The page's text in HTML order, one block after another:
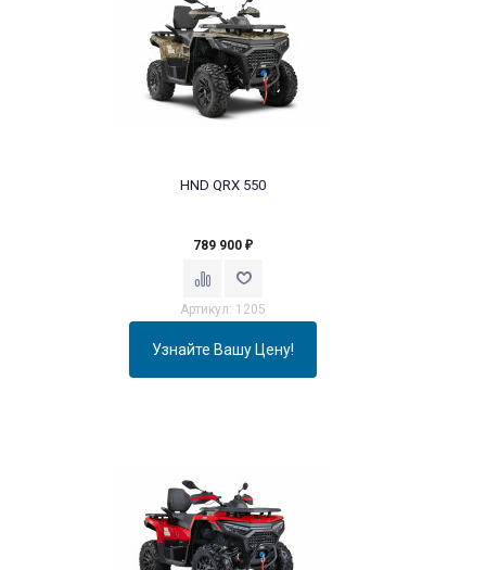
HND QRX 550
789 900 ₽
Артикул: 1205
Узнайте Вашу Цену!